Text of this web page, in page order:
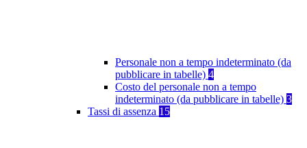
Personale non a tempo indeterminato (da
pubblicare in tabelle) 4
Costo del personale non a tempo
indeterminato (da pubblicare in tabelle) 3
Tassi di assenza 15